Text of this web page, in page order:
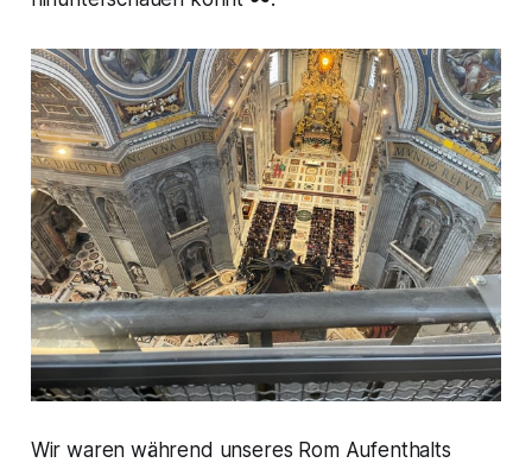
Wir waren während unseres Rom Aufenthalts